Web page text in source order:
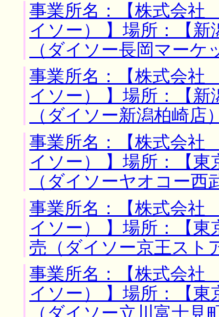
事業所名：【株式会
イソー） 】場所：【新
（ダイソー長岡マーケ
事業所名：【株式会
イソー） 】場所：【新
（ダイソー新潟柏崎店
事業所名：【株式会
イソー） 】場所：【東
（ダイソーヤオコー西
事業所名：【株式会
イソー） 】場所：【東
売（ダイソー京王スト
事業所名：【株式会
イソー） 】場所：【東